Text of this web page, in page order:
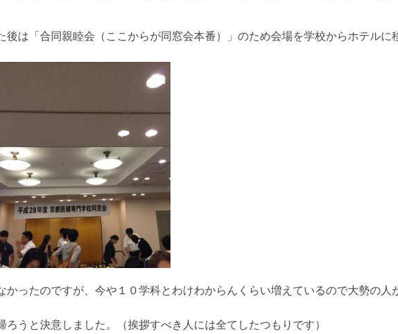
後は「合同親睦会（ここからが同窓会本番）」のため会場を学校からホテルに
かったのですが、今や１０学科とわけわからんくらい増えているので大勢の人
うと決意しました。（挨拶すべき人には全てしたつもりです）